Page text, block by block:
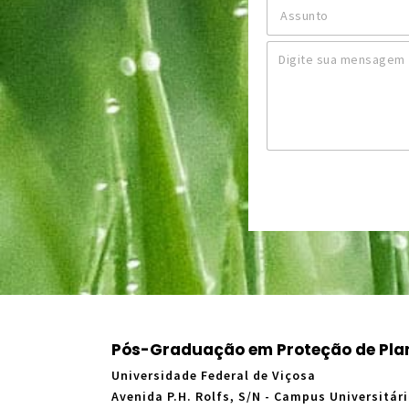
e
ls
M
e
Pós-Graduação em Proteção de
Universidade Federal de Viçosa
Avenida P.H. Rolfs, S/N - Campus